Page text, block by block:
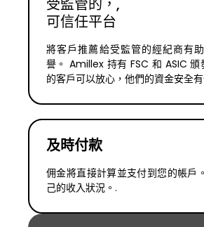
受監管的，,
可信任平台
將客戶推薦給受監管的經紀商有
譽。 Amillex 持有 FSC 和 ASIC
的客戶可以放心，他們的資金安全
及時付款
佣金將直接計算並支付到您的帳戶
己的收入狀況。.